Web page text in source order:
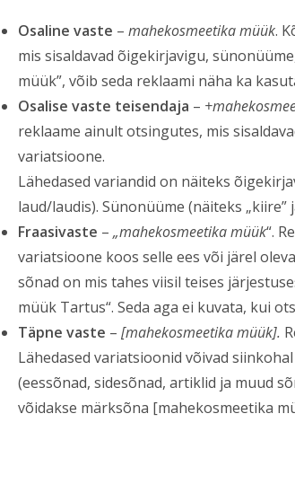
Osaline vaste – mahekosmeetika müük.
mis sisaldavad õigekirjavigu,
müük”, võib seda reklaami näha ka
Osalise vaste teisendaja –
reklaame ainult otsingutes, mis
variatsioone.
Lähedased variandid on näiteks
laud/laudis). Sünonüüme (näiteks „kiire”
Fraasivaste – „mahekosmeetika müük“.
variatsioone koos selle ees või järel
sõnad on mis tahes viisil teises
müük Tartus“. Seda aga ei kuvata, kui
Täpne vaste – [mahekosmeetika müük].
Lähedased variatsioonid võivad
(eessõnad, sidesõnad, artiklid ja muud
võidakse märksõna [mahekosmeetika